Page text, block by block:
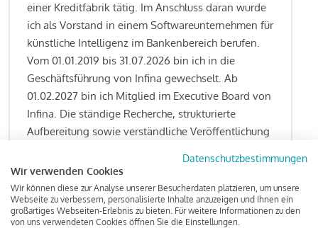
einer Kreditfabrik tätig. Im Anschluss daran wurde
ich als Vorstand in einem Softwareunternehmen für
künstliche Intelligenz im Bankenbereich berufen.
Vom 01.01.2019 bis 31.07.2026 bin ich in die
Geschäftsführung von Infina gewechselt. Ab
01.02.2027 bin ich Mitglied im Executive Board von
Infina. Die ständige Recherche, strukturierte
Aufbereitung sowie verständliche Veröffentlichung
Kreditgeschäft gehören zu den wesentlichen
Schwerpunktsetzungen meiner Funktion.
Datenschutzbestimmungen
Wir verwenden Cookies
Wir können diese zur Analyse unserer Besucherdaten platzieren, um unsere
Webseite zu verbessern, personalisierte Inhalte anzuzeigen und Ihnen ein
großartiges Webseiten-Erlebnis zu bieten. Für weitere Informationen zu den
von uns verwendeten Cookies öffnen Sie die Einstellungen.